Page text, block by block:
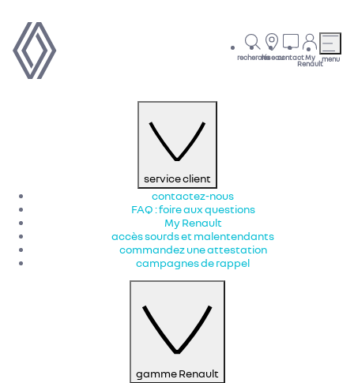
rechercheréseaucontactMy
Renault
menu
service client
contactez-nous
FAQ : foire aux questions
My Renault
accès sourds et malentendants
commandez une attestation
campagnes de rappel
gamme Renault